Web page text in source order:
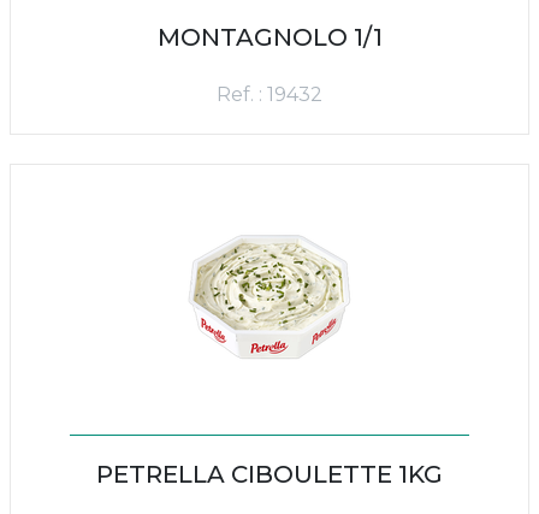
MONTAGNOLO 1/1
Ref. : 19432
PETRELLA CIBOULETTE 1KG